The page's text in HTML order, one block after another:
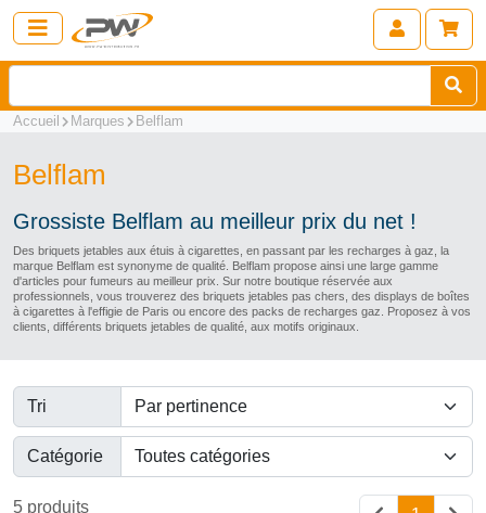
Accueil Marques Belflam
Belflam
Grossiste Belflam au meilleur prix du net !
Des briquets jetables aux étuis à cigarettes, en passant par les recharges à gaz, la
marque Belflam est synonyme de qualité. Belflam propose ainsi une large gamme
d'articles pour fumeurs au meilleur prix. Sur notre boutique réservée aux
professionnels, vous trouverez des briquets jetables pas chers, des displays de boîtes
à cigarettes à l'effigie de Paris ou encore des packs de recharges gaz. Proposez à vos
clients, différents briquets jetables de qualité, aux motifs originaux.
Tri
Catégorie
5 produits